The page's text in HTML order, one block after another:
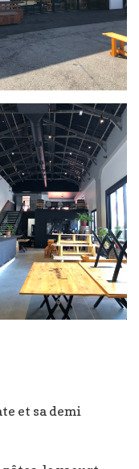
et sa demi